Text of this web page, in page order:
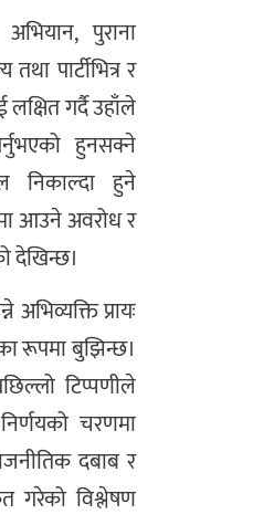
अभियान, पुराना
पार्टीभित्र र
गर्दै उहाँले
हुनसक्ने
निकाल्दा हुने
आउने अवरोध र
देखिन्छ।
अभिव्यक्ति प्रायः
रूपमा बुझिन्छ।
टिप्पणीले
चरणमा
दबाब र
गरेको विश्लेषण